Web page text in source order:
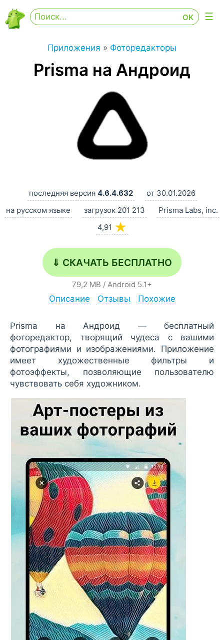
Приложения » Фоторедакторы
Prisma на Андроид
последняя версия 4.6.4.632
от 30.01.2026
на русском языке
загрузок 201 213
Prisma Labs, inc.
4,91 ★
⇓ СКАЧАТЬ БЕСПЛАТНО
79,2 MB / Android 5.1+
Описание Отзывы Похожие
Prisma на Андроид — бесплатный
фоторедактор, творящий чудеса с вашими
фотографиями и изображениями. Приложение
имеет художественные фильтры и
фотоэффекты, позволяющие пользователю
чувствовать себя художником.